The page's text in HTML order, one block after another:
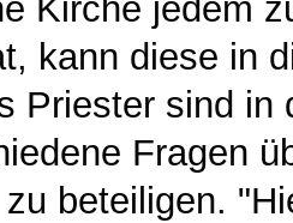
Kirche jedem
kann diese in
Priester sind in
Fragen
beteiligen.